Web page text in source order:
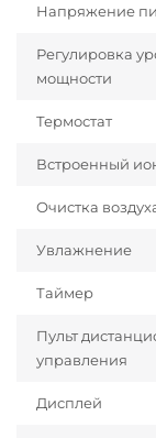
Напряжение
Регулировка
мощности
Термостат
Встроенный
Очистка
Увлажнение
Таймер
Пульт
управления
Дисплей